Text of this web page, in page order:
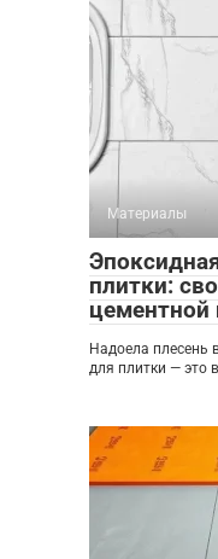
Материалы
плитки:
цементной
Надоела плесень
для плитки — это